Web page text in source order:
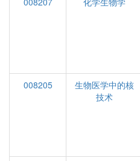
008205
生物医学中的核
技术